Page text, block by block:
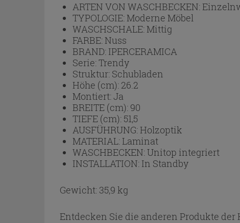
ARTEN VON WASCHBECKEN:
TYPOLOGIE:Moderne Möbel
WASCHSCHALE:Mittig
FARBE:Nuss
BRAND: IPERCERAMICA
Serie:Trendy
Struktur: Schubladen
Höhe (cm): 26.2
Montiert:Ja
BREITE (cm): 90
TIEFE (cm): 51,5
AUSFÜHRUNG:Holzoptik
MATERIAL:Laminat
WASCHBECKEN:Unitop integriert
INSTALLATION: In Standby
Gewicht: 35,9 kg
Entdecken Sie die anderen Produkte der